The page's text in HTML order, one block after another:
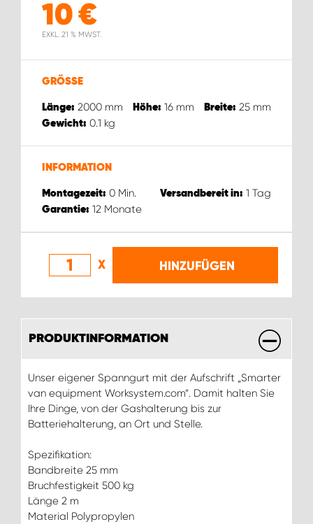
10€
EXKL. 21 % MWST.
GRÖSSE
Länge: 2000 mm Höhe: 16 mm Breite: 25 mm
Gewicht: 0.1 kg
INFORMATION
Montagezeit: 0 Min. Versandbereit in: 1 Tag
Garantie: 12 Monate
X HINZUFÜGEN
PRODUKTINFORMATION
Unser eigener Spanngurt mit der Aufschrift „Smarter
van equipment Worksystem.com“. Damit halten Sie
Ihre Dinge, von der Gashalterung bis zur
Batteriehalterung, an Ort und Stelle.
Spezifikation:
Bandbreite 25 mm
Bruchfestigkeit 500 kg
Länge 2 m
Material Polypropylen